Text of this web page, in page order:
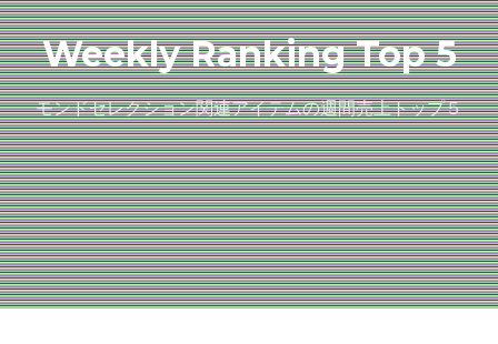
Weekly Ranking Top 5
モンドセレクション関連アイテムの週間売上トップ５